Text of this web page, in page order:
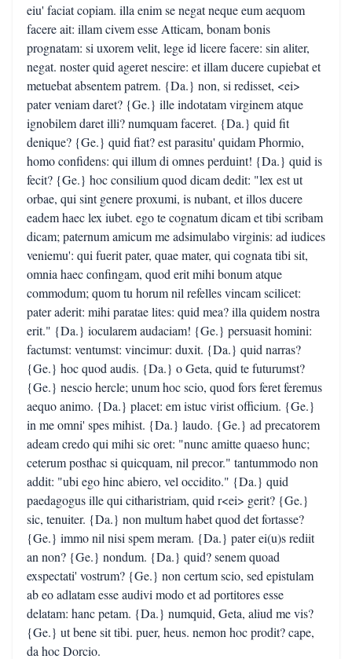
eiu' faciat copiam. illa enim se negat neque eum aequom
facere ait: illam civem esse Atticam, bonam bonis
prognatam: si uxorem velit, lege id licere facere: sin aliter,
negat. noster quid ageret nescire: et illam ducere cupiebat et
metuebat absentem patrem. {Da.} non, si redisset, <ei>
pater veniam daret? {Ge.} ille indotatam virginem atque
ignobilem daret illi? numquam faceret. {Da.} quid fit
denique? {Ge.} quid fiat? est parasitu' quidam Phormio,
homo confidens: qui illum di omnes perduint! {Da.} quid is
fecit? {Ge.} hoc consilium quod dicam dedit: "lex est ut
orbae, qui sint genere proxumi, is nubant, et illos ducere
eadem haec lex iubet. ego te cognatum dicam et tibi scribam
dicam; paternum amicum me adsimulabo virginis: ad iudices
veniemu': qui fuerit pater, quae mater, qui cognata tibi sit,
omnia haec confingam, quod erit mihi bonum atque
commodum; quom tu horum nil refelles vincam scilicet:
pater aderit: mihi paratae lites: quid mea? illa quidem nostra
erit." {Da.} iocularem audaciam! {Ge.} persuasit homini:
factumst: ventumst: vincimur: duxit. {Da.} quid narras?
{Ge.} hoc quod audis. {Da.} o Geta, quid te futurumst?
{Ge.} nescio hercle; unum hoc scio, quod fors feret feremus
aequo animo. {Da.} placet: em istuc virist officium. {Ge.}
in me omni' spes mihist. {Da.} laudo. {Ge.} ad precatorem
adeam credo qui mihi sic oret: "nunc amitte quaeso hunc;
ceterum posthac si quicquam, nil precor." tantummodo non
addit: "ubi ego hinc abiero, vel occidito." {Da.} quid
paedagogus ille qui citharistriam, quid r<ei> gerit? {Ge.}
sic, tenuiter. {Da.} non multum habet quod det fortasse?
{Ge.} immo nil nisi spem meram. {Da.} pater ei(u)s rediit
an non? {Ge.} nondum. {Da.} quid? senem quoad
exspectati' vostrum? {Ge.} non certum scio, sed epistulam
ab eo adlatam esse audivi modo et ad portitores esse
delatam: hanc petam. {Da.} numquid, Geta, aliud me vis?
{Ge.} ut bene sit tibi. puer, heus. nemon hoc prodit? cape,
da hoc Dorcio.